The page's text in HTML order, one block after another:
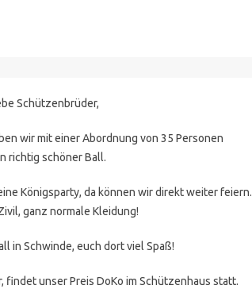
Schützenbrüder,
wir mit einer Abordnung von 35 Personen
richtig schöner Ball.
Königsparty, da können wir direkt weiter feiern.
ganz normale Kleidung!
in Schwinde, euch dort viel Spaß!
findet unser Preis DoKo im Schützenhaus statt.